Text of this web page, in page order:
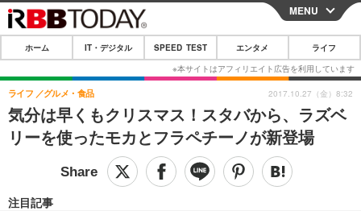
CLOSE
ホーム
IT・デジタル
IT・デジタルTOP スマートフォン
ショッピング その他
SPEED TEST
エンタメTOP 映画・ドラマ
MENU
ホーム IT・デジタル SPEED TEST エンタメ ライフ
気分は早くもクリスマス！スタバから、ラズベ
リーを使ったモカとフラペチーノが新登場
ライフ グルメ・食品
注目記事
2017.10.27（金）8:32